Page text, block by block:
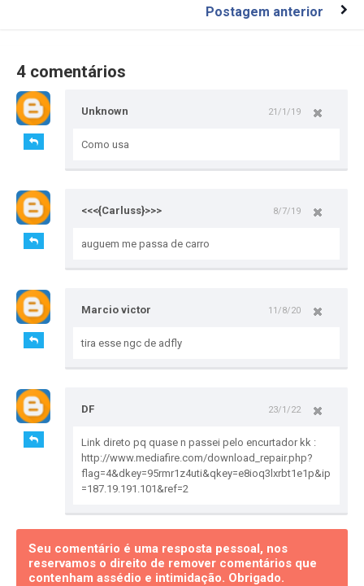
Postagem anterior
4 comentários
Unknown 21/1/19
Como usa
<<<{Carluss}>>> 8/7/19
auguem me passa de carro
Marcio victor 11/8/20
tira esse ngc de adfly
DF 23/1/22
Link direto pq quase n passei pelo encurtador kk :
http://www.mediafire.com/download_repair.php?
flag=4&dkey=95rmr1z4uti&qkey=e8ioq3lxrbt1e1p&ip
=187.19.191.101&ref=2
Seu comentário é uma resposta pessoal, nos
reservamos o direito de remover comentários que
contenham assédio e intimidação. Obrigado.